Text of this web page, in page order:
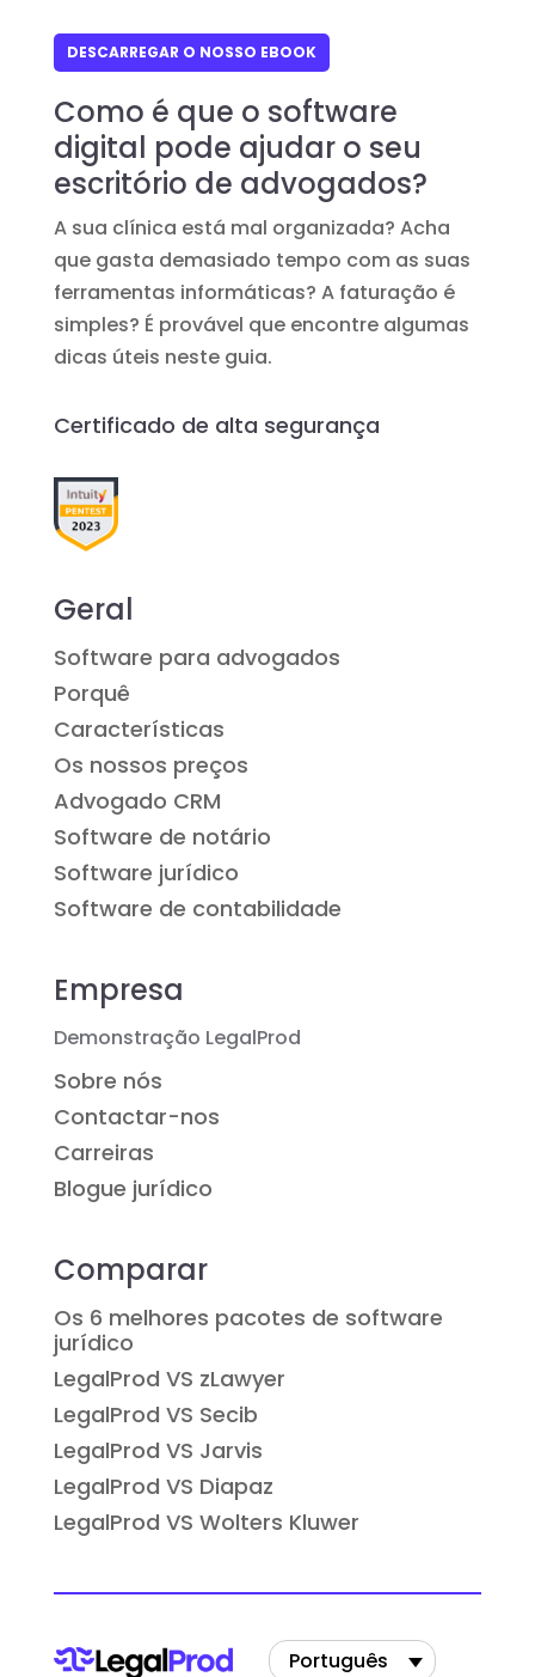
DESCARREGAR O NOSSO EBOOK
Como é que o software
digital pode ajudar o seu
escritório de advogados?
A sua clínica está mal organizada? Acha
que gasta demasiado tempo com as suas
ferramentas informáticas? A faturação é
simples? É provável que encontre algumas
dicas úteis neste guia.
Certificado de alta segurança
Geral
Software para advogados
Porquê
Características
Os nossos preços
Advogado CRM
Software de notário
Software jurídico
Software de contabilidade
Empresa
Demonstração LegalProd
Sobre nós
Contactar-nos
Carreiras
Blogue jurídico
Comparar
Os 6 melhores pacotes de software
jurídico
LegalProd VS zLawyer
LegalProd VS Secib
LegalProd VS Jarvis
LegalProd VS Diapaz
LegalProd VS Wolters Kluwer
Português